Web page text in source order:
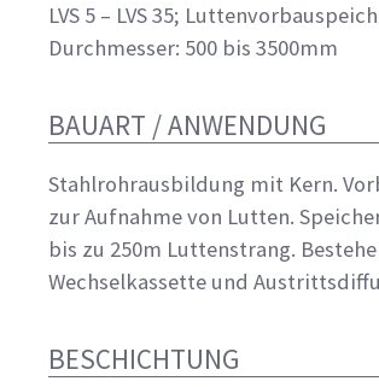
LVS 5 – LVS 35;
Durchmesser: 500 bis 3500mm
BAUART / ANWENDUNG
Stahlrohrausbildung mit Kern.
zur Aufnahme von Lutten.
bis zu 250m Luttenstrang.
Wechselkassette und
BESCHICHTUNG